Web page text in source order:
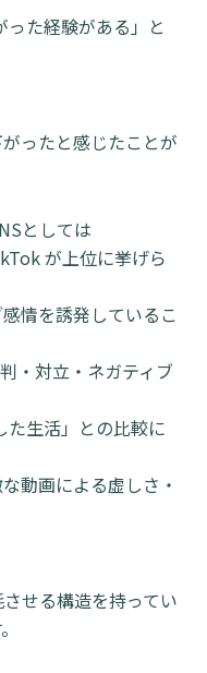
た経験がある」と
ったと感じたことが
としては
が上位に挙げら
情を誘発しているこ
・対立・ネガティブ
た生活」との比較に
動画による虚しさ・
せる構造を持ってい